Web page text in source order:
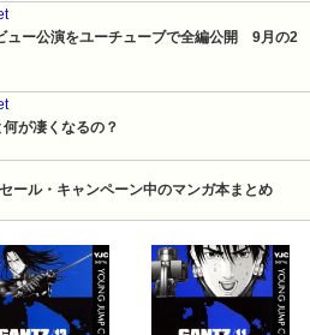
ュー公演をユーチューブで全編公開　9月の2
が凄くなるの？
ール・キャンペーン中のマンガ本まとめ